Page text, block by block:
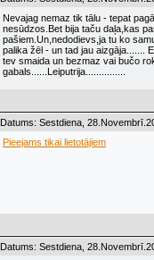
Nevajag nemaz tik tālu - tepat
nesūdzos.Bet bija taču daļa,kas
pašiem.Un,nedodievs,ja tu ko
palika žēl - un tad jau aizgāja.......
tev smaida un bezmaz vai bučo
gabals......Leiputrija...............
Datums: Sestdiena,
Pieejams tikai lietotājiem
Datums: Sestdiena,